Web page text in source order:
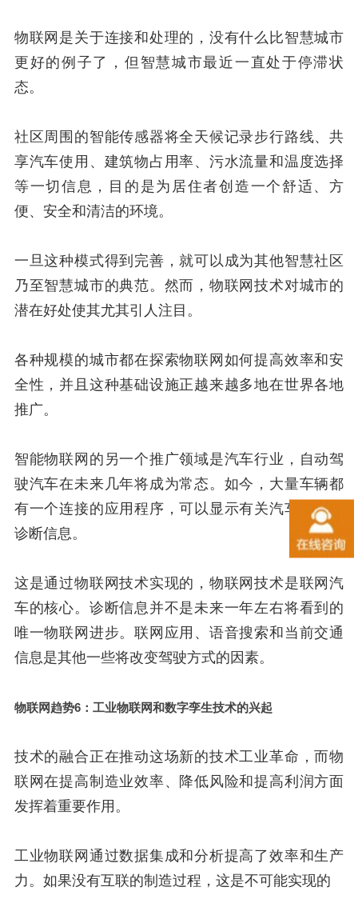
物联网是关于连接和处理的，没有什么比智慧城市
更好的例子了，但智慧城市最近一直处于停滞状
态。
社区周围的智能传感器将全天候记录步行路线、共
享汽车使用、建筑物占用率、污水流量和温度选择
等一切信息，目的是为居住者创造一个舒适、方
便、安全和清洁的环境。
一旦这种模式得到完善，就可以成为其他智慧社区
乃至智慧城市的典范。然而，物联网技术对城市的
潜在好处使其尤其引人注目。
各种规模的城市都在探索物联网如何提高效率和安
全性，并且这种基础设施正越来越多地在世界各地
推广。
智能物联网的另一个推广领域是汽车行业，自动驾
驶汽车在未来几年将成为常态。如今，大量车辆都
有一个连接的应用程序，可以显示有关汽车的最新
诊断信息。
这是通过物联网技术实现的，物联网技术是联网汽
车的核心。诊断信息并不是未来一年左右将看到的
唯一物联网进步。联网应用、语音搜索和当前交通
信息是其他一些将改变驾驶方式的因素。
物联网趋势6：工业物联网和数字孪生技术的兴起
技术的融合正在推动这场新的技术工业革命，而物
联网在提高制造业效率、降低风险和提高利润方面
发挥着重要作用。
工业物联网通过数据集成和分析提高了效率和生产
力。如果没有互联的制造过程，这是不可能实现的